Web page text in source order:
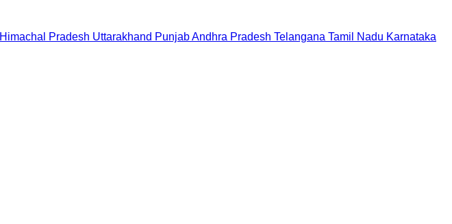
Himachal Pradesh Uttarakhand PunjabAndhra Pradesh Telangana Tamil Nadu Karnataka